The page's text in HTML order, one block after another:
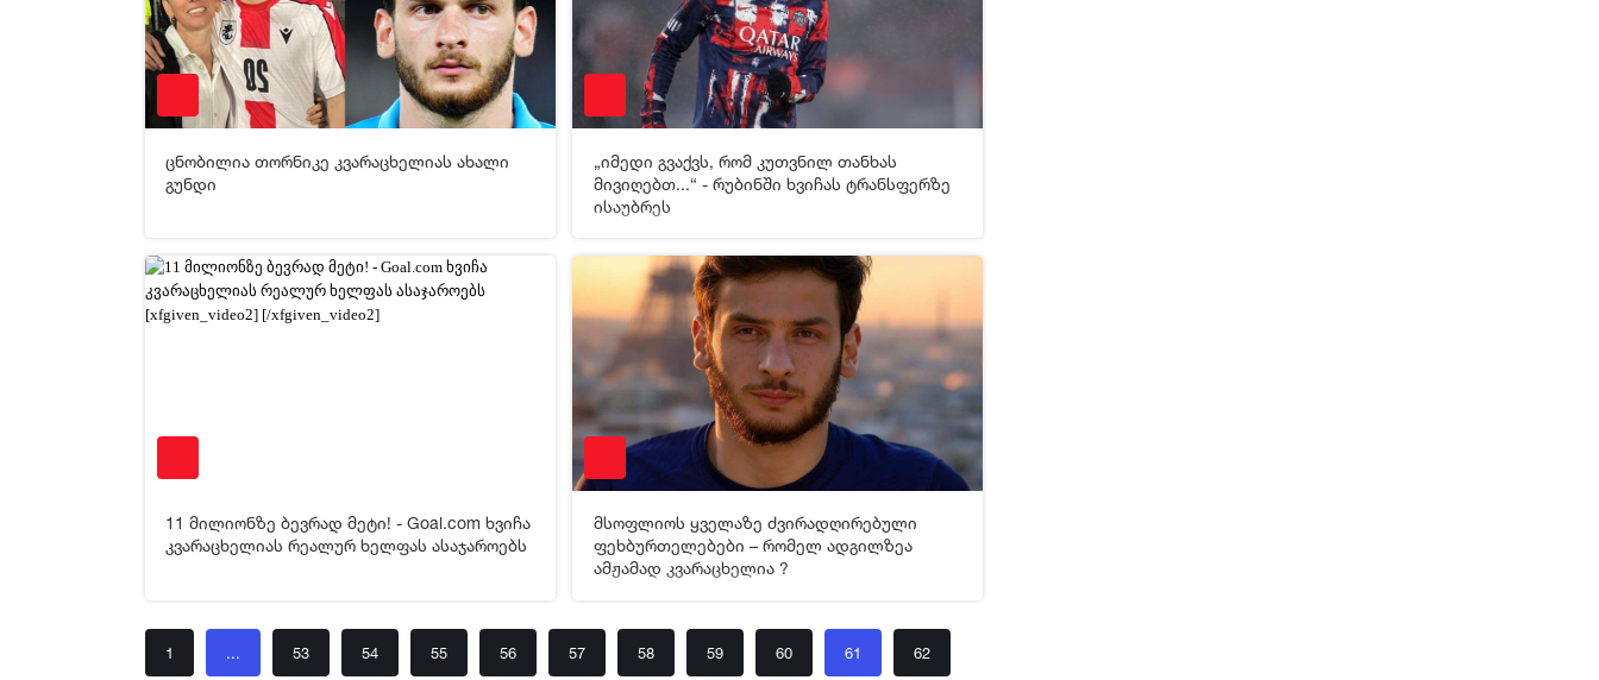
[xfgiven_video2] [/xfgiven_video2]
ცნობილია თორნიკე კვარაცხელიას ახალი
გუნდი
[xfgiven_video2][/xfgiven_video2]
„იმედი გვაქვს, რომ კუთვნილ თანხას
მივიღებთ...“ - რუბინში ხვიჩას ტრანსფერზე
ისაუბრეს
[xfgiven_video2] [/xfgiven_video2]
11 მილიონზე ბევრად მეტი! - Goal.com ხვიჩა
კვარაცხელიას რეალურ ხელფას ასაჯაროებს
[xfgiven_video2] [/xfgiven_video2]
მსოფლიოს ყველაზე ძვირადღირებული
ფეხბურთელებები – რომელ ადგილზეა
ამჟამად კვარაცხელია ?
1 ... 53 54 55 56 57 58 59 60 61 62